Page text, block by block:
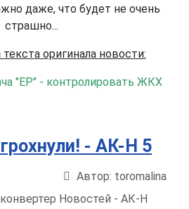
даже, что будет не очень
страшно...
оригинала новости:
"ЕР" - контролировать ЖКХ
- АК-Н 5
Автор: toromalina
Новостей - АК-Н